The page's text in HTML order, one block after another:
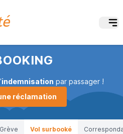
indemnisation par passager !
réclamation
Grève Vol surbooké